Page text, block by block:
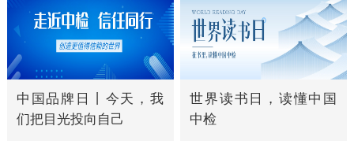
中国品牌日丨今天，我
们把目光投向自己
世界读书日，读懂中国
中检